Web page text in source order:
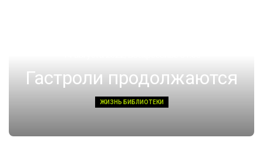
Гастроли продолжаются
ЖИЗНЬ БИБЛИОТЕКИ